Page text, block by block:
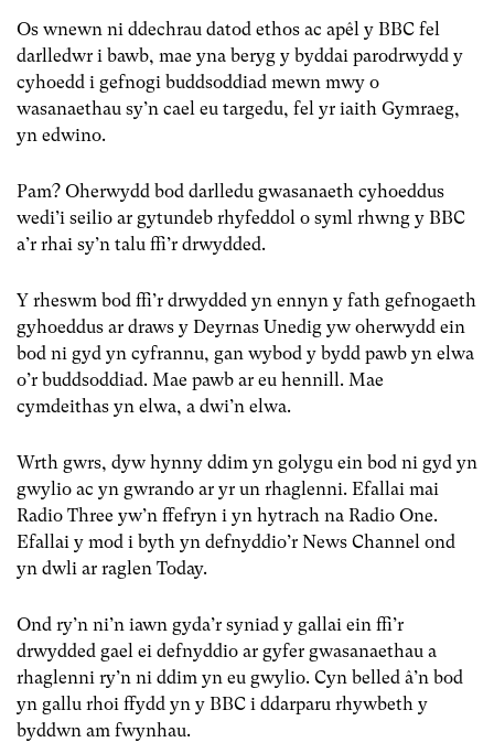
Os wnewn ni ddechrau datod ethos ac apêl y BBC fel
darlledwr i bawb, mae yna beryg y byddai parodrwydd y
cyhoedd i gefnogi buddsoddiad mewn mwy o
wasanaethau sy’n cael eu targedu, fel yr iaith Gymraeg,
yn edwino.
Pam? Oherwydd bod darlledu gwasanaeth cyhoeddus
wedi’i seilio ar gytundeb rhyfeddol o syml rhwng y BBC
a’r rhai sy’n talu ffi’r drwydded.
Y rheswm bod ffi’r drwydded yn ennyn y fath gefnogaeth
gyhoeddus ar draws y Deyrnas Unedig yw oherwydd ein
bod ni gyd yn cyfrannu, gan wybod y bydd pawb yn elwa
o’r buddsoddiad. Mae pawb ar eu hennill. Mae
cymdeithas yn elwa, a dwi’n elwa.
Wrth gwrs, dyw hynny ddim yn golygu ein bod ni gyd yn
gwylio ac yn gwrando ar yr un rhaglenni. Efallai mai
Radio Three yw’n ffefryn i yn hytrach na Radio One.
Efallai y mod i byth yn defnyddio’r News Channel ond
yn dwli ar raglen Today.
Ond ry’n ni’n iawn gyda’r syniad y gallai ein ffi’r
drwydded gael ei defnyddio ar gyfer gwasanaethau a
rhaglenni ry’n ni ddim yn eu gwylio. Cyn belled â’n bod
yn gallu rhoi ffydd yn y BBC i ddarparu rhywbeth y
byddwn am fwynhau.